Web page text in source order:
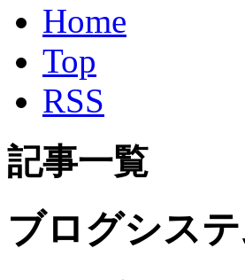
Home
Top
RSS
記事一覧
ブログシス